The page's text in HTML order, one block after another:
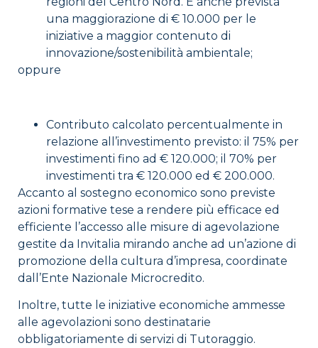
una maggiorazione di € 10.000 per le
iniziative a maggior contenuto di
innovazione/sostenibilità ambientale;
oppure
Contributo calcolato percentualmente in
relazione all’investimento previsto: il 75% per
investimenti fino ad € 120.000; il 70% per
investimenti tra € 120.000 ed € 200.000.
Accanto al sostegno economico sono previste
azioni formative tese a rendere più efficace ed
efficiente l’accesso alle misure di agevolazione
gestite da Invitalia mirando anche ad un’azione di
promozione della cultura d’impresa, coordinate
dall’Ente Nazionale Microcredito.
Inoltre, tutte le iniziative economiche ammesse
alle agevolazioni sono destinatarie
obbligatoriamente di servizi di Tutoraggio.